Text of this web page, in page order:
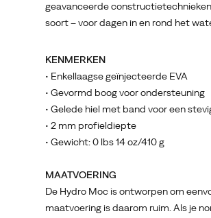
geavanceerde
soort – voor dagen in en rond het
KENMERKEN
• Enkellaagse geïnjecteerde EVA
• Gevormd boog voor ondersteuning
• Gelede hiel met band voor een
• 2 mm profieldiepte
• Gewicht: 0 lbs 14 oz/410 g
MAATVOERING
De Hydro Moc is ontworpen om
maatvoering is daarom ruim. Als je